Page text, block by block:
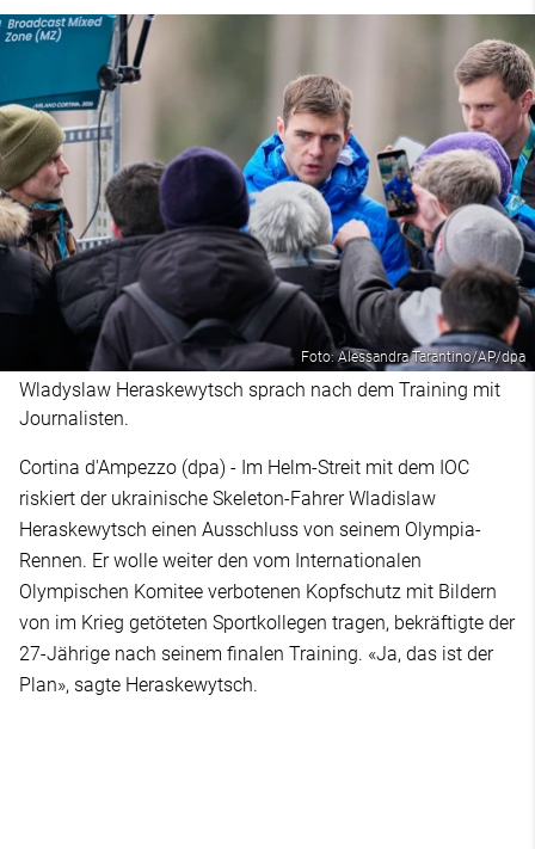
Foto: Alessandra Tarantino/AP/dpa
Wladyslaw Heraskewytsch sprach nach dem Training mit
Journalisten.
Cortina d'Ampezzo (dpa) - Im Helm-Streit mit dem IOC
riskiert der ukrainische Skeleton-Fahrer Wladislaw
Heraskewytsch einen Ausschluss von seinem Olympia-
Rennen. Er wolle weiter den vom Internationalen
Olympischen Komitee verbotenen Kopfschutz mit Bildern
von im Krieg getöteten Sportkollegen tragen, bekräftigte der
27-Jährige nach seinem finalen Training. «Ja, das ist der
Plan», sagte Heraskewytsch.